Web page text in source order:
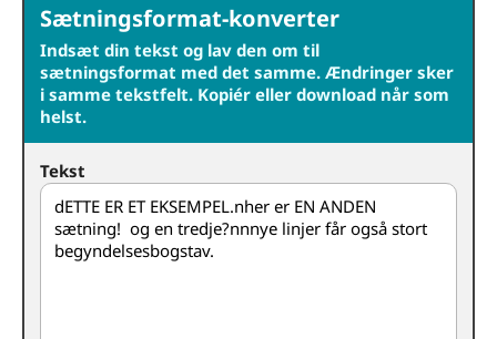
Sætningsformat-konverter
Indsæt din tekst og lav den om til
sætningsformat med det samme. Ændringer sker
i samme tekstfelt. Kopiér eller download når som
helst.
Tekst